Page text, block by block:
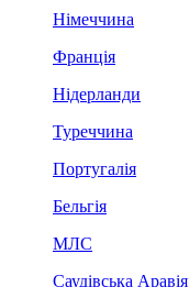
Німеччина
Франція
Нідерланди
Туреччина
Португалія
Бельгія
МЛС
Саудівська Аравія